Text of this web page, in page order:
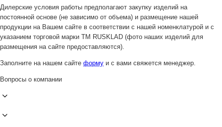
Дилерские условия работы предполагают закупку изделий на
постоянной основе (не зависимо от объема) и размещение нашей
продукции на Вашем сайте в соответствии с нашей номенклатурой и с
указанием торговой марки ТМ RUSKLAD (фото наших изделий для
размещения на сайте предоставляются).
Заполните на нашем сайте форму и с вами свяжется менеджер.
Вопросы о компании